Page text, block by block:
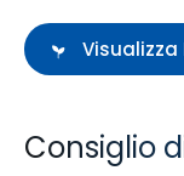
Visualizza
Consiglio